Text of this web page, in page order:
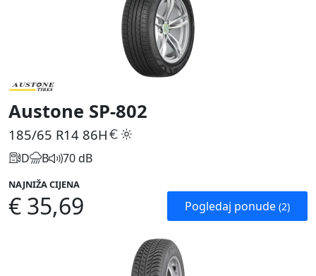
Austone SP-802
185/65 R14 86H
D B 70 dB
NAJNIŽA CIJENA
€ 35,69 Pogledaj ponude (2)